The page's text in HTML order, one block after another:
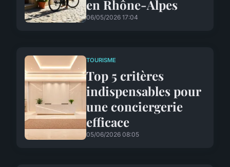
en Rhône-Alpes
06/05/2026 17:04
TOURISME
Top 5 critères
indispensables pour
une conciergerie
efficace
05/06/2026 08:05